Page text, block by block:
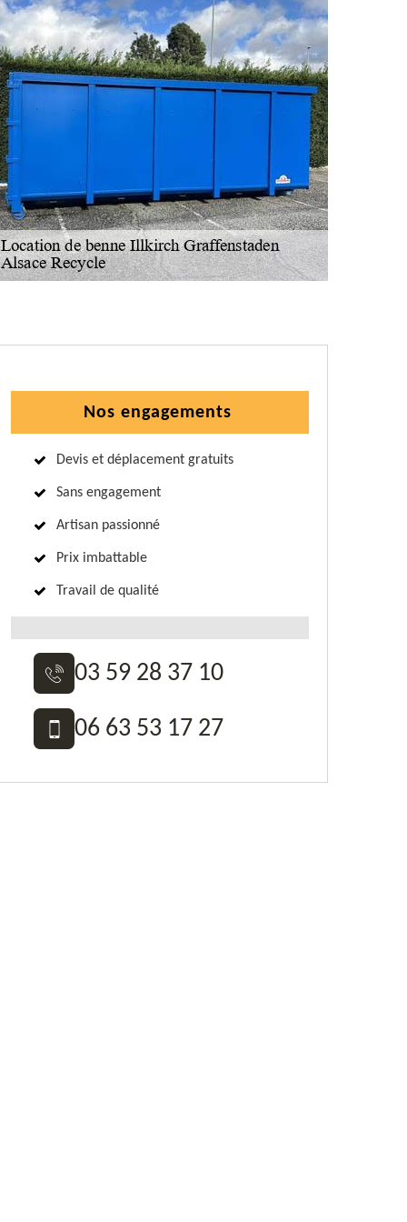
Nos engagements
Devis et déplacement gratuits
Sans engagement
Artisan passionné
Prix imbattable
Travail de qualité
03 59 28 37 10
06 63 53 17 27